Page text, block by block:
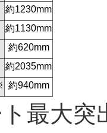
約1230mm
約1130mm
約620mm
約2035mm
約940mm
最大突